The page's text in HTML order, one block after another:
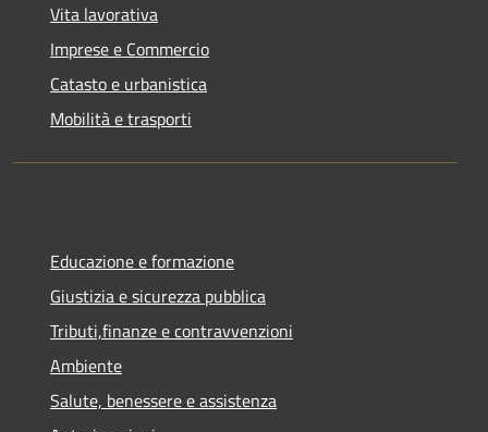
Vita lavorativa
Imprese e Commercio
Catasto e urbanistica
Mobilità e trasporti
Educazione e formazione
Giustizia e sicurezza pubblica
Tributi,finanze e contravvenzioni
Ambiente
Salute, benessere e assistenza